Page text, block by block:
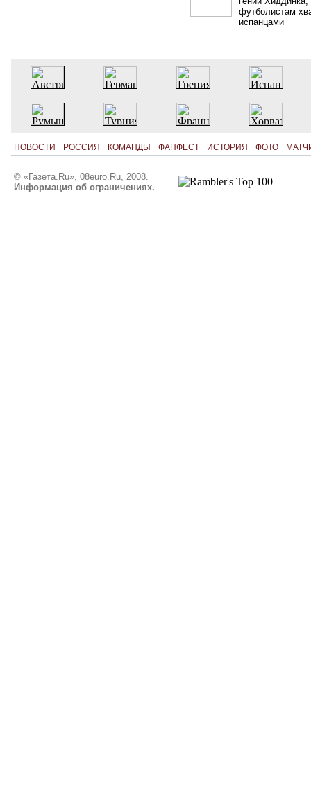
футболистам
испанцами
НОВОСТИ РОССИЯ КОМАНДЫ ФАНФЕСТ ИСТОРИЯ ФОТО
© «Газета.Ru», 08euro.Ru, 2008.
Информация об ограничениях.